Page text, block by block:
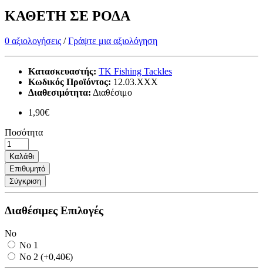
ΚΑΘΕΤΗ ΣΕ ΡΟΔΑ
0 αξιολογήσεις /Γράψτε μια αξιολόγηση
Κατασκευαστής: ΤΚ Fishing Tackles
Κωδικός Προϊόντος: 12.03.ΧΧΧ
Διαθεσιμότητα: Διαθέσιμο
1,90€
Ποσότητα
Καλάθι
Επιθυμητό
Σύγκριση
Διαθέσιμες Επιλογές
No
Νο 1
Νο 2 (+0,40€)